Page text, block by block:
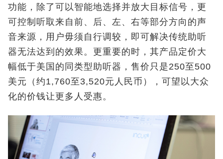
功能，除了可以智能地选择并放大目标信号，更
可控制听取来自前、后、左、右等部分方向的声
音来源，用户毋须自行调较，即可解决传统助听
器无法达到的效果。更重要的时，其产品定价大
幅低于美国的同类型助听器，售价只是250至500
美元（约1,760至3,520元人民币），可望以大众
化的价钱让更多人受惠。